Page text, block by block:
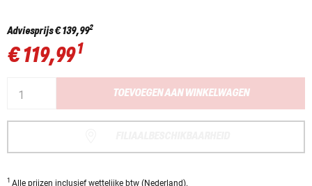
Adviesprijs€ 139,992
€ 119,991
TOEVOEGEN AAN WINKELWAGEN
1 Alle prijzen inclusief wettelijke btw (Nederland).